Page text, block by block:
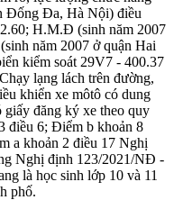
Đống Đa, Hà Nội) điều
H.M.Đ (sinh năm 2007
năm 2007 ở quận Hai
kiểm soát 29V7 - 400.37
lạng lách trên đường,
khiển xe môtô có dung
đăng ký xe theo quy
điều 6; Điểm b khoản 8
a khoản 2 điều 17 Nghị
Nghị định 123/2021/NĐ -
là học sinh lớp 10 và 11
phố.